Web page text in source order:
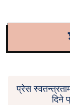
प्रेस
दिने